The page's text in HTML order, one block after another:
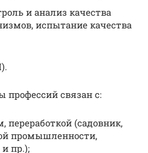
и анализ качества
испытание качества
профессий связан с:
переработкой (садовник,
промышленности,
пр.);